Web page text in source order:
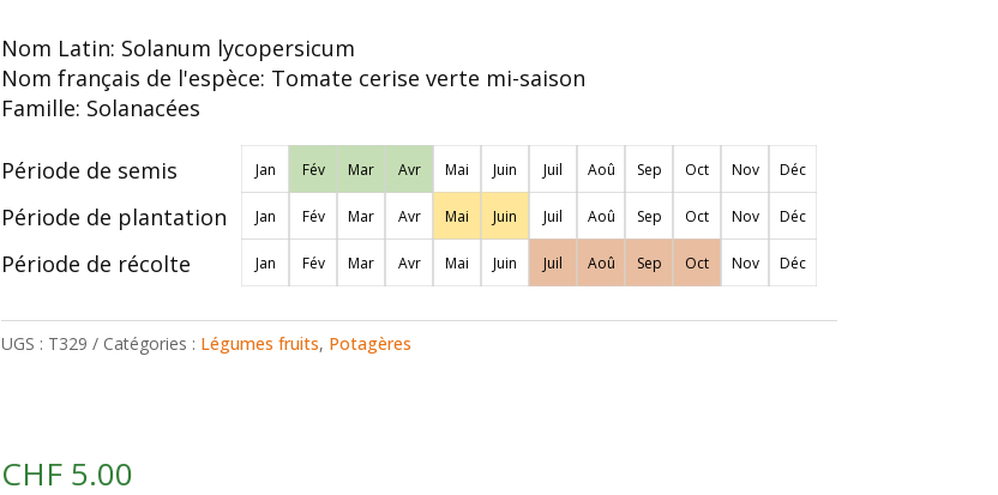
Nom Latin: Solanum lycopersicum
Nom français de l'espèce: Tomate cerise verte mi-saison
Famille: Solanacées
Période de semis Jan Fév Mar Avr Mai Juin Juil Aoû Sep Oct Nov Déc
Période de plantation Jan Fév Mar Avr Mai Juin Juil Aoû Sep Oct Nov Déc
Période de récolte Jan Fév Mar Avr Mai Juin Juil Aoû Sep Oct Nov Déc
UGS : T329 Catégories : Légumes fruits, Potagères
CHF5.00